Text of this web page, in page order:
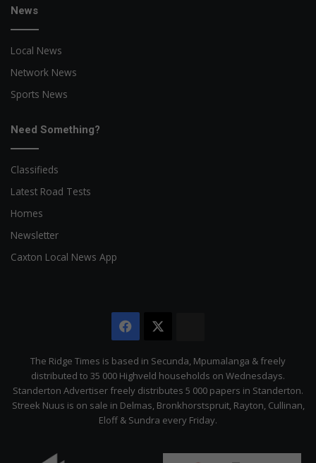
News
Local News
Network News
Sports News
Need Something?
Classifieds
Latest Road Tests
Homes
Newsletter
Caxton Local News App
Facebook
Citizen
The Ridge Times is based in Secunda, Mpumalanga & freely
distributed to 35 000 Highveld households on Wednesdays.
Standerton Advertiser freely distributes 5 000 papers in Standerton.
Streek Nuus is on sale in Delmas, Bronkhorstspruit, Rayton, Cullinan,
Eloff & Sundra every Friday.